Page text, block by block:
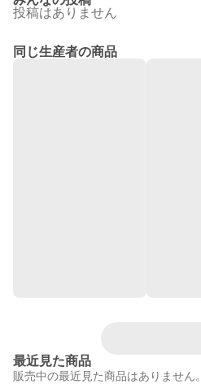
投稿はありません
同じ生産者の商品
最近見た商品
販売中の最近見た商品はありません。